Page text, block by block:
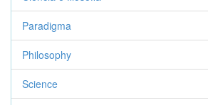
Paradigma
Philosophy
Science